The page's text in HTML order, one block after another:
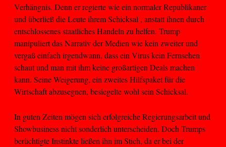
Verhängnis. Denn er regierte wie ein normaler Republikaner
und überließ die Leute ihrem Schicksal , anstatt ihnen durch
entschlossenes staatliches Handeln zu helfen. Trump
manipuliert das Narrativ der Medien wie kein zweiter und
vergaß einfach irgendwann, dass ein Virus kein Fernsehen
schaut und man mit ihm keine großartigen Deals machen
kann. Seine Weigerung, ein zweites Hilfspaket für die
Wirtschaft abzusegnen, besiegelte wohl sein Schicksal.
In guten Zeiten mögen sich erfolgreiche Regierungsarbeit und
Showbusiness nicht sonderlich unterscheiden. Doch Trumps
berüchtigte Instinkte ließen ihn im Stich, da er bei der